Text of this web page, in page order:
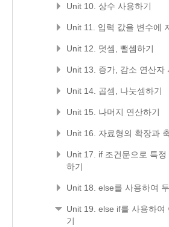
Unit 10. 상수 사용하기
Unit 11. 입력 값을 변수에
Unit 12. 덧셈, 뺄셈하기
Unit 13. 증가, 감소 연산자
Unit 14. 곱셈, 나눗셈하기
Unit 15. 나머지 연산하기
Unit 16. 자료형의 확장과
Unit 17. if 조건문으로 특
하기
Unit 18. else를 사용하여
Unit 19. else if를 사용하여
기